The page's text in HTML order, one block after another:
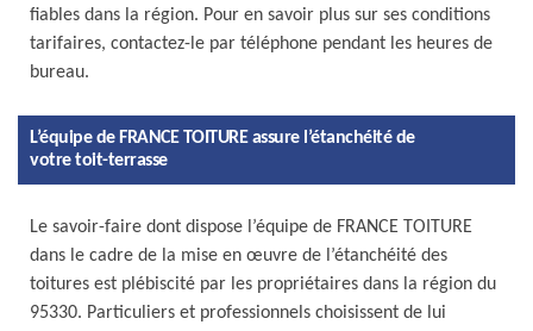
fiables dans la région. Pour en savoir plus sur ses conditions
tarifaires, contactez-le par téléphone pendant les heures de
bureau.
L’équipe de FRANCE TOITURE assure l’étanchéité de
votre toit-terrasse
Le savoir-faire dont dispose l’équipe de FRANCE TOITURE
dans le cadre de la mise en œuvre de l’étanchéité des
toitures est plébiscité par les propriétaires dans la région du
95330. Particuliers et professionnels choisissent de lui